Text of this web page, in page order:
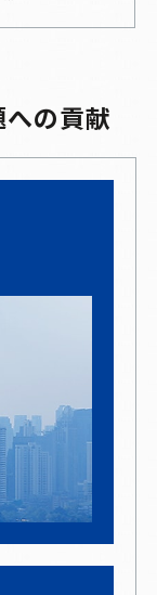
の貢献